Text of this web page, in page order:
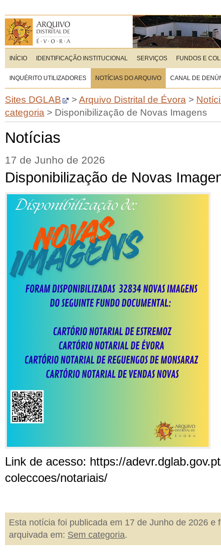
INÍCIO IDENTIFICAÇÃO INSTITUCIONAL SERVIÇOS FUNDOS E
INQUÉRITO UTILIZADORES NOTÍCIAS DO ARQUIVO CANAL DE
Sites DGLAB >Arquivo Distrital de Évora >
categoria > Disponibilização de Novas Imagens
Notícias
17 de Junho de 2026
Disponibilização de Novas
Link de acesso: https://
coleccoes/notariais/
Esta notícia foi publicada em 17 de Junho de 2026 e
arquivada em: Sem categoria.